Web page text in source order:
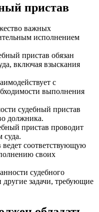
пристав
важных
исполнением
пристав обязан
включая взыскания
с
выполнения
судебный пристав
должника.
пристав проводит
суда.
соответствующую
своих
судебного
другие задачи, требующие